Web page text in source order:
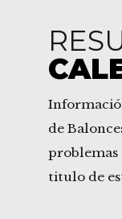
de
problemas
titulo de